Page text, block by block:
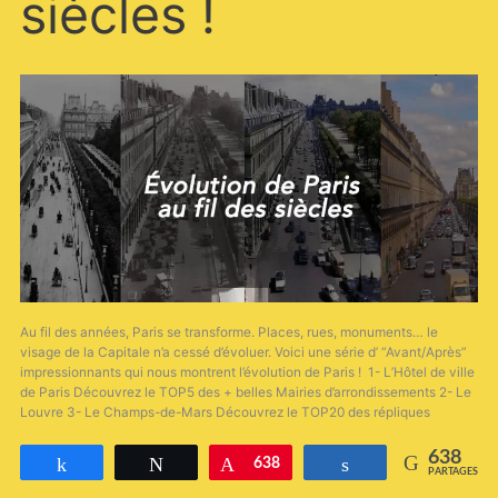
siècles !
Au fil des années, Paris se transforme. Places, rues, monuments… le
visage de la Capitale n’a cessé d’évoluer. Voici une série d’ “Avant/Après”
impressionnants qui nous montrent l’évolution de Paris ! 1- L’Hôtel de ville
de Paris Découvrez le TOP5 des + belles Mairies d’arrondissements 2- Le
Louvre 3- Le Champs-de-Mars Découvrez le TOP20 des répliques
Tweetez Épingle
638 Partagez 638
PARTAGES